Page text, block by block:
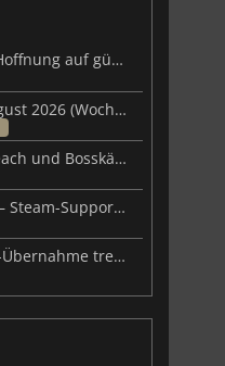
Steam Frame: Preis-Leak zerstört Hoffnung auf günstiges VR-Headset
Neue Videospiele der Woche – August 2026 (Woche 32)
Palworld-Update verbessert Sunreach und Bosskämpfe deutlich
Microsoft überdenkt Project Helix – Steam-Support gefährdet
Malware-Karten und eine Discord-Übernahme treffen Meccha Chameleon